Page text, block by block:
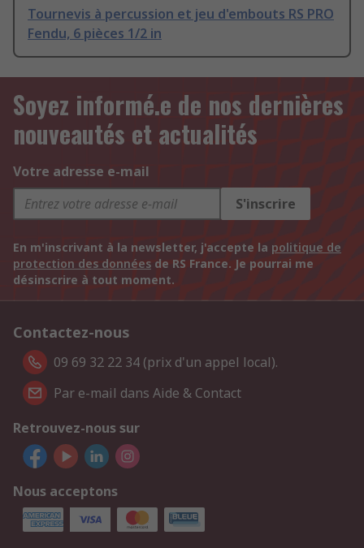
Tournevis à percussion et jeu d'embouts RS PRO
Fendu, 6 pièces 1/2 in
Soyez informé.e de nos dernières
nouveautés et actualités
Votre adresse e-mail
S'inscrire
En m'inscrivant à la newsletter, j'accepte la politique de
protection des données de RS France. Je pourrai me
désinscrire à tout moment.
Contactez-nous
09 69 32 22 34 (prix d'un appel local).
Par e-mail dans Aide & Contact
Retrouvez-nous sur
Nous acceptons